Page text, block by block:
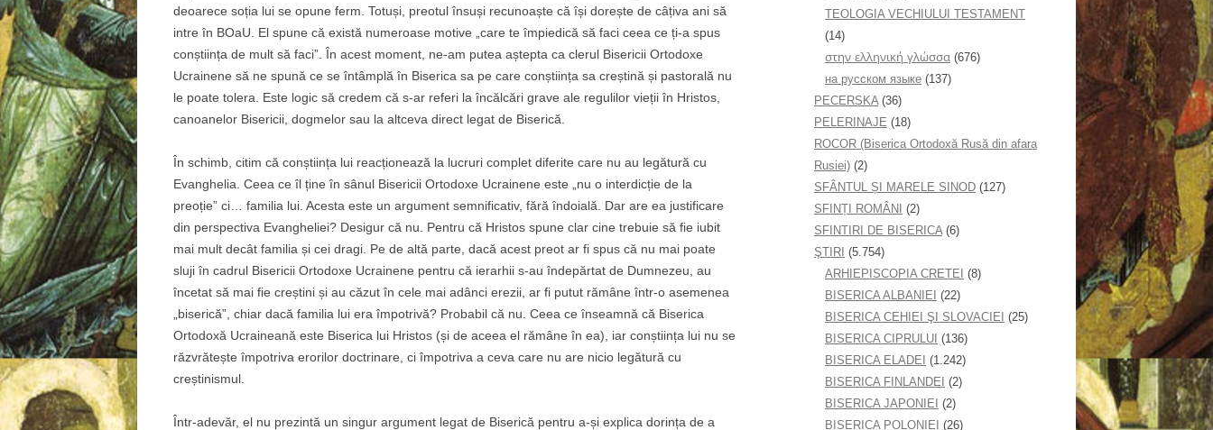
deoarece soția lui se opune ferm. Totuși, preotul însuși recunoaște că își dorește de câțiva ani să
intre în BOaU. El spune că există numeroase motive „care te împiedică să faci ceea ce ți-a spus
conștiința de mult să faci”. În acest moment, ne-am putea aștepta ca clerul Bisericii Ortodoxe
Ucrainene să ne spună ce se întâmplă în Biserica sa pe care conștiința sa creștină și pastorală nu
le poate tolera. Este logic să credem că s-ar referi la încălcări grave ale regulilor vieții în Hristos,
canoanelor Bisericii, dogmelor sau la altceva direct legat de Biserică.
În schimb, citim că conștiința lui reacționează la lucruri complet diferite care nu au legătură cu
Evanghelia. Ceea ce îl ține în sânul Bisericii Ortodoxe Ucrainene este „nu o interdicție de la
preoție” ci… familia lui. Acesta este un argument semnificativ, fără îndoială. Dar are ea justificare
din perspectiva Evangheliei? Desigur că nu. Pentru că Hristos spune clar cine trebuie să fie iubit
mai mult decât familia și cei dragi. Pe de altă parte, dacă acest preot ar fi spus că nu mai poate
sluji în cadrul Bisericii Ortodoxe Ucrainene pentru că ierarhii s-au îndepărtat de Dumnezeu, au
încetat să mai fie creștini și au căzut în cele mai adânci erezii, ar fi putut rămâne într-o asemenea
„biserică”, chiar dacă familia lui era împotrivă? Probabil că nu. Ceea ce înseamnă că Biserica
Ortodoxă Ucraineană este Biserica lui Hristos (și de aceea el rămâne în ea), iar conștiința lui nu se
răzvrătește împotriva erorilor doctrinare, ci împotriva a ceva care nu are nicio legătură cu
creștinismul.
Într-adevăr, el nu prezintă un singur argument legat de Biserică pentru a-și explica dorința de a
TEOLOGIA VECHIULUI TESTAMENT
(14)
στην ελληνική γλώσσα (676)
на русском языке (137)
PECERSKA(36)
PELERINAJE (18)
ROCOR (Biserica Ortodoxă Rusă din afara
Rusiei) (2)
SFÂNTUL ȘI MARELE SINOD (127)
SFINȚI ROMÂNI (2)
SFINTIRI DE BISERICA(6)
ŞTIRI (5.754)
ARHIEPISCOPIA CRETEI (8)
BISERICA ALBANIEI (22)
BISERICA CEHIEI ŞI SLOVACIEI (25)
BISERICA CIPRULUI (136)
BISERICA ELADEI (1.242)
BISERICA FINLANDEI (2)
BISERICA JAPONIEI (2)
BISERICA POLONIEI (26)